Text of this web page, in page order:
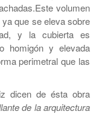
volumen
que se eleva sobre
y la cubierta es
homigón y elevada
perimetral que las
dicen de ésta obra
de la arquitectura